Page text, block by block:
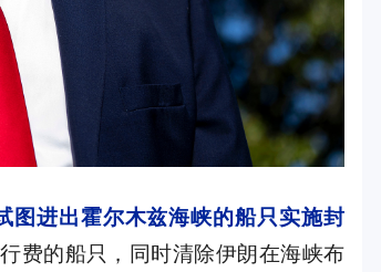
图进出霍尔木兹海峡的船只实施封
费的船只，同时清除伊朗在海峡布